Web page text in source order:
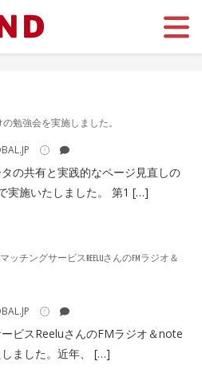
けの勉強会を実施しました。
の共有と実践的なページ見直しの
実施いたしました。 第1 […]
チングサービスREELUさんのFMラジオ＆
ビスReeluさんのFMラジオ＆note
ました。近年、 […]